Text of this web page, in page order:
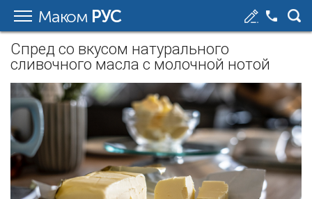
Маком РУС
Спред со вкусом натурального
сливочного масла с молочной нотой